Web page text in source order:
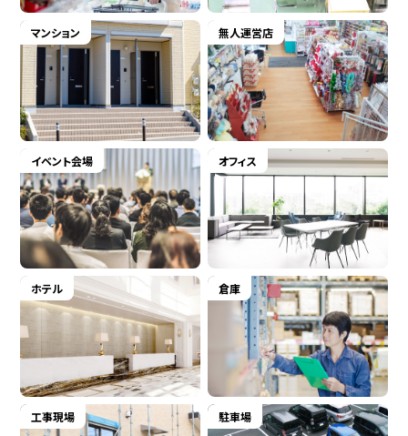
マンション 無人運営店
イベント会場 オフィス
ホテル 倉庫
工事現場 駐車場